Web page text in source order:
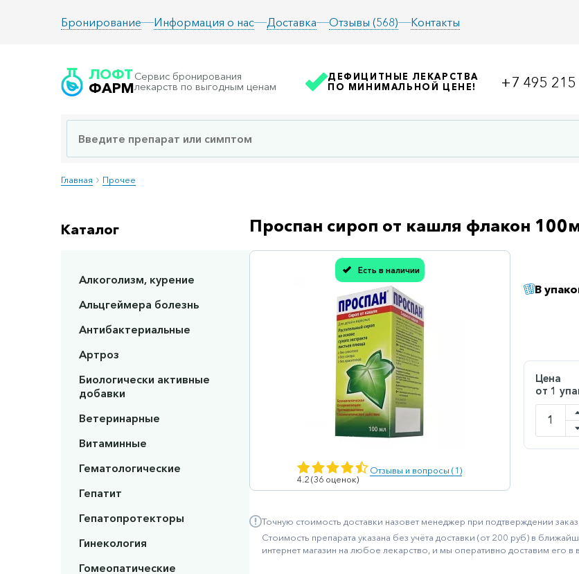
Бронирование Информация о нас Доставка Отзывы (568) Контакты
ЛОФТ
ФАРМ
Сервис бронирования
лекарств по выгодным ценам
ДЕФИЦИТНЫЕ ЛЕКАРСТВА
ПО МИНИМАЛЬНОЙ ЦЕНЕ!
+7 495
Главная Прочее
Каталог
Алкоголизм, курение
Альцгеймера болезнь
Антибактериальные
Артроз
Биологически активные
добавки
Ветеринарные
Витаминные
Гематологические
Гепатит
Гепатопротекторы
Гинекология
Гомеопатические
Проспан сироп от кашля флакон
Есть в наличии
4.2 (36 оценок)
Отзывы и вопросы (1)
Спасибо, мы учли Вашу оценку!
В
Цена
от 1
Точную стоимость доставки назовет менеджер при подтверждении
Стоимость препарата указана без учёта доставки (от 200 руб) в
интернет магазин на любое лекарство, и мы оперативно доставим его в